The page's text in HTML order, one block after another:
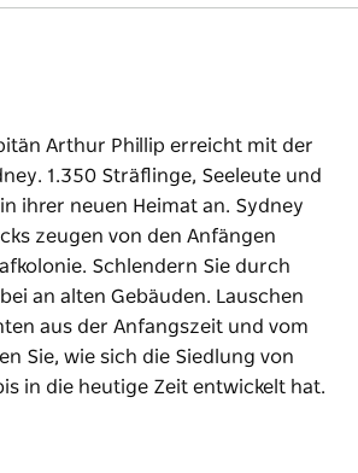
Arthur Phillip erreicht mit der
1.350 Sträflinge, Seeleute und
ihrer neuen Heimat an. Sydney
zeugen von den Anfängen
Schlendern Sie durch
an alten Gebäuden. Lauschen
aus der Anfangszeit und vom
Sie, wie sich die Siedlung von
in die heutige Zeit entwickelt hat.